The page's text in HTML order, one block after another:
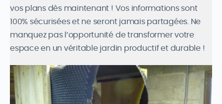
vos plans dès maintenant ! Vos informations sont
100% sécurisées et ne seront jamais partagées. Ne
manquez pas l’opportunité de transformer votre
espace en un véritable jardin productif et durable !